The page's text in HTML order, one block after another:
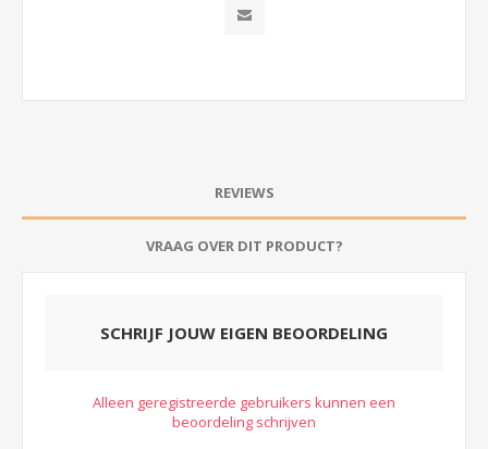
REVIEWS
VRAAG OVER DIT PRODUCT?
SCHRIJF JOUW EIGEN BEOORDELING
Alleen geregistreerde gebruikers kunnen een
beoordeling schrijven